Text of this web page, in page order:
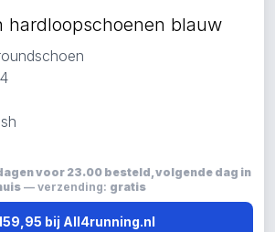
hardloopschoenen blauw
voor 23.00 besteld, volgende dag in
— verzending: gratis
bij All4running.nl